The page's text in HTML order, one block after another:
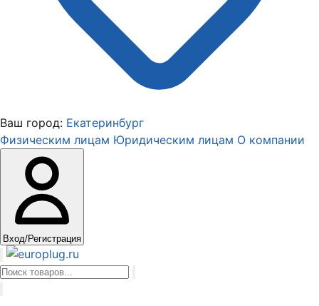
Ваш город: Екатеринбург
Физическим лицам Юридическим лицам О компании
Вход/Регистрация